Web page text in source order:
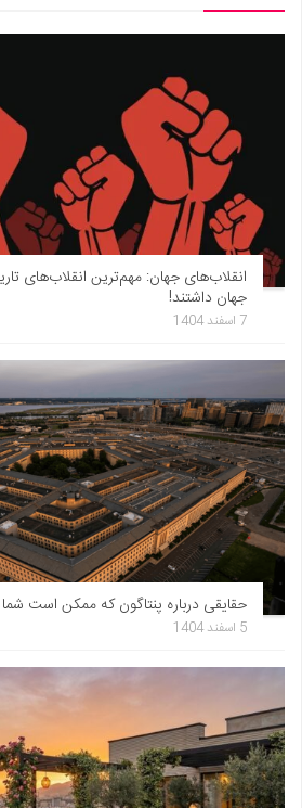
انقلاب‌های جهان: مهم‌ترین انقلاب‌های
جهان داشتند!
7 اسفند 1404
حقایقی درباره پنتاگون که ممکن است
5 اسفند 1404